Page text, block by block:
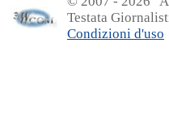
Testata
Condizioni d'uso